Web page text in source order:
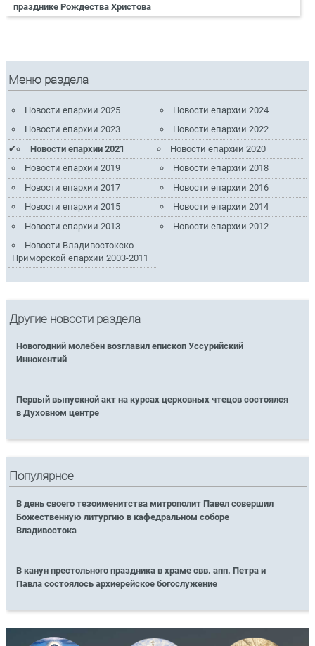
празднике Рождества Христова
Меню раздела
Новости епархии 2025
Новости епархии 2024
Новости епархии 2023
Новости епархии 2022
Новости епархии 2021
Новости епархии 2020
Новости епархии 2019
Новости епархии 2018
Новости епархии 2017
Новости епархии 2016
Новости епархии 2015
Новости епархии 2014
Новости епархии 2013
Новости епархии 2012
Новости Владивостокско-
Приморской епархии 2003-2011
Другие новости раздела
Новогодний молебен возглавил епископ Уссурийский
Иннокентий
Первый выпускной акт на курсах церковных чтецов состоялся
в Духовном центре
Популярное
В день своего тезоименитства митрополит Павел совершил
Божественную литургию в кафедральном соборе
Владивостока
В канун престольного праздника в храме свв. апп. Петра и
Павла состоялось архиерейское богослужение